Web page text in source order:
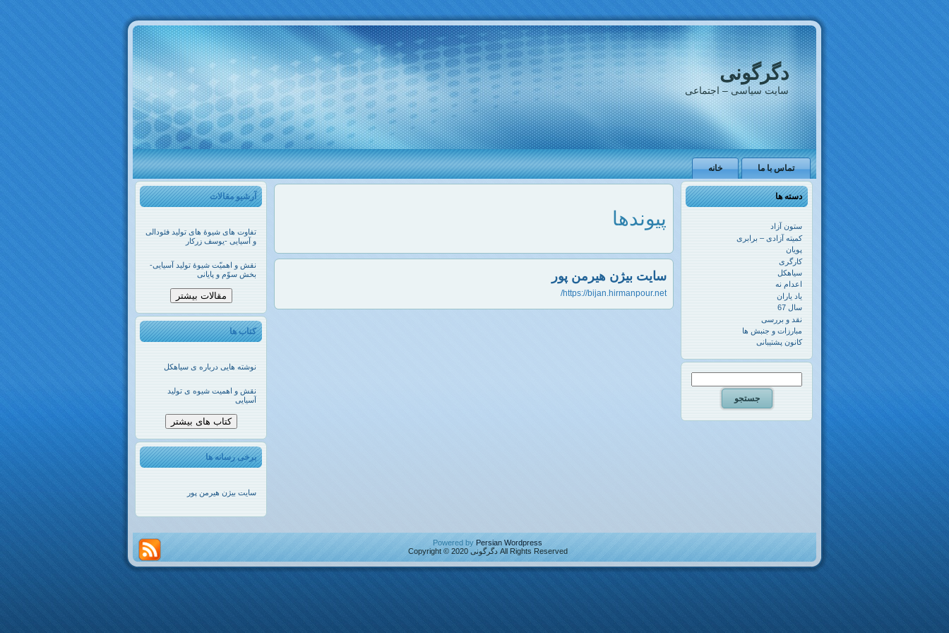
دگرگونی
سایت سیاسی – اجتماعی
خانه تماس با ما
آرشیو مقالات
تفاوت های شیوۀ های تولید فئودالی
و آسیایی -یوسف زرکار
نقش و اهمیّت شیوۀ تولید آسیایی-
بخش سوّم و پایانی
مقالات بیشتر
کتاب ها
نوشته هایی درباره ی سیاهکل
نقش و اهمیت شیوه ی تولید
آسیایی
کتاب های بیشتر
برخی رسانه ها
سایت بیژن هیرمن پور
پیوندها
سایت بیژن هیرمن پور
https://bijan.hirmanpour.net/
دسته ها
ستون آزاد
کمیته آزادی – برابری
پویان
کارگری
سیاهکل
اعدام نه
یاد یاران
سال 67
نقد و بررسی
مبارزات و جنبش ها
کانون پشتیبانی
Powered by Persian Wordpress
All Rights Reserved دگرگونی Copyright © 2020